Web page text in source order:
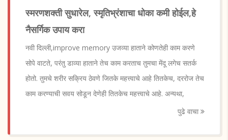
स्मरणशक्ती सुधारेल, स्मृतिभ्रंशाचा धोका कमी होईल,हे
नैसर्गिक उपाय करा
नवी दिल्ली,improve memory उजव्या हाताने कोणतेही काम करणे
सोपे वाटते, परंतु डाव्या हाताने तेच काम करताच तुमचा मेंदू लगेच सतर्क
होतो. तुमचे शरीर सक्रिय ठेवणे जितके महत्त्वाचे आहे तितकेच, दररोज तेच
काम करण्याची सवय सोडून देणेही तितकेच महत्त्वाचे आहे. अन्यथा,
पुढे वाचा